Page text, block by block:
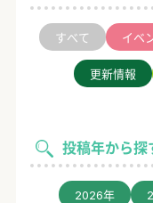
すべて イベ
更新情報
投稿年から探
2026年